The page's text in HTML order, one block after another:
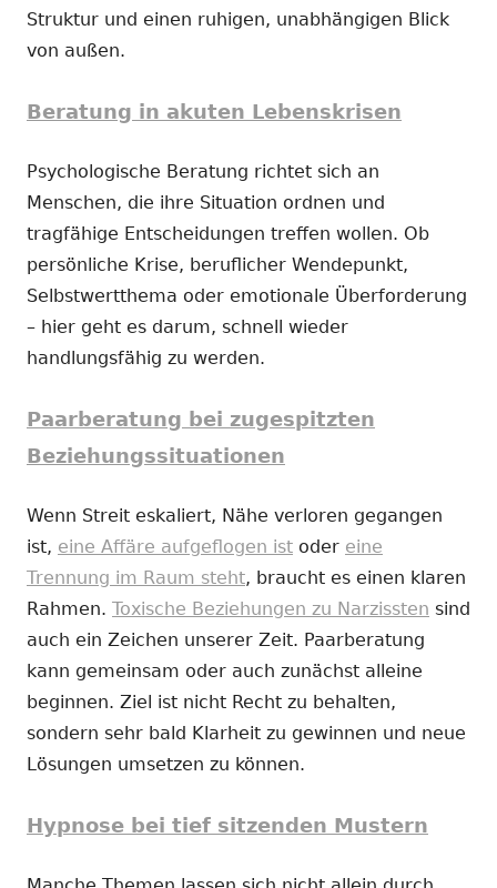
Struktur und einen ruhigen, unabhängigen Blick
von außen.
Beratung in akuten Lebenskrisen
Psychologische Beratung richtet sich an
Menschen, die ihre Situation ordnen und
tragfähige Entscheidungen treffen wollen. Ob
persönliche Krise, beruflicher Wendepunkt,
Selbstwertthema oder emotionale Überforderung
– hier geht es darum, schnell wieder
handlungsfähig zu werden.
Paarberatung bei zugespitzten
Beziehungssituationen
Wenn Streit eskaliert, Nähe verloren gegangen
ist, eine Affäre aufgeflogen ist oder eine
Trennung im Raum steht, braucht es einen klaren
Rahmen. Toxische Beziehungen zu Narzissten sind
auch ein Zeichen unserer Zeit. Paarberatung
kann gemeinsam oder auch zunächst alleine
beginnen. Ziel ist nicht Recht zu behalten,
sondern sehr bald Klarheit zu gewinnen und neue
Lösungen umsetzen zu können.
Hypnose bei tief sitzenden Mustern